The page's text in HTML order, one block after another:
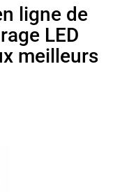
ligne de
LED
meilleurs